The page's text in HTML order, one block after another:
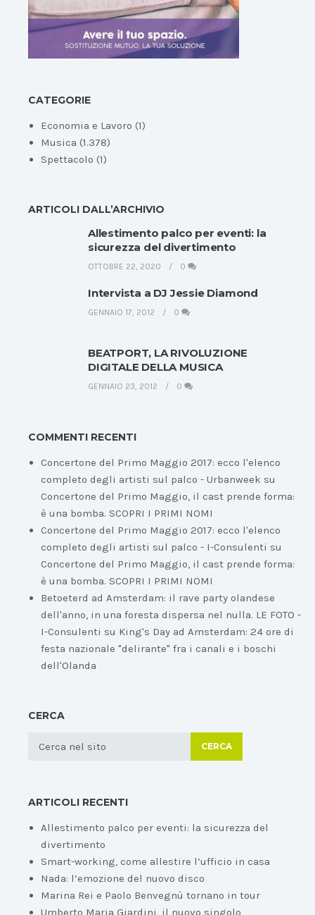
CATEGORIE
Economia e Lavoro (1)
Musica (1.378)
Spettacolo (1)
ARTICOLI DALL’ARCHIVIO
Allestimento palco per eventi: la
sicurezza del divertimento
OTTOBRE 22, 2020 0
Intervista a DJ Jessie Diamond
GENNAIO 17, 2012 0
BEATPORT, LA RIVOLUZIONE
DIGITALE DELLA MUSICA
GENNAIO 23, 2012 0
COMMENTI RECENTI
Concertone del Primo Maggio 2017: ecco l'elenco
completo degli artisti sul palco - Urbanweek su
Concertone del Primo Maggio, il cast prende forma:
è una bomba. SCOPRI I PRIMI NOMI
Concertone del Primo Maggio 2017: ecco l'elenco
completo degli artisti sul palco - I-Consulenti su
Concertone del Primo Maggio, il cast prende forma:
è una bomba. SCOPRI I PRIMI NOMI
Betoeterd ad Amsterdam: il rave party olandese
dell'anno, in una foresta dispersa nel nulla. LE FOTO -
I-Consulenti su King's Day ad Amsterdam: 24 ore di
festa nazionale "delirante" fra i canali e i boschi
dell'Olanda
CERCA
CERCA
ARTICOLI RECENTI
Allestimento palco per eventi: la sicurezza del
divertimento
Smart-working, come allestire l’ufficio in casa
Nada: l’emozione del nuovo disco
Marina Rei e Paolo Benvegnù tornano in tour
Umberto Maria Giardini, il nuovo singolo